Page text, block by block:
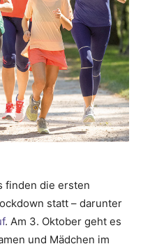
finden die ersten
statt – ­darunter
. Am 3. Oktober geht es
und Mädchen im